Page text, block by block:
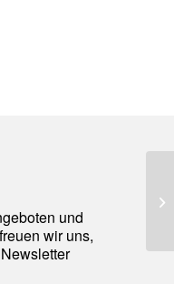
und
wir uns,